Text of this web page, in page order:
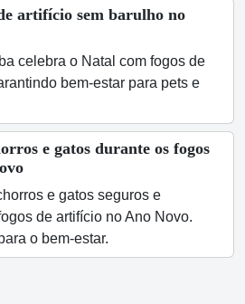
artifício sem barulho no
celebra o Natal com fogos de
bem-estar para pets e
e gatos durante os fogos
e gatos seguros e
de artifício no Ano Novo.
o bem-estar.